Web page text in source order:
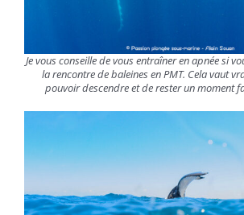
Je vous conseille de vous entraîner en apnée si
la rencontre de baleines en PMT. Cela vaut
pouvoir descendre et de rester un moment